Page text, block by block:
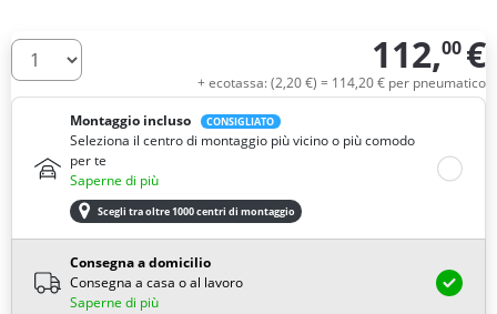
Quantità 112,00 €
+ ecotassa: (2,20€) = 114,20€ per pneumatico
Montaggio incluso
CONSIGLIATO
Seleziona il centro di montaggio più vicino o più comodo
per te
Saperne di più
Scegli tra oltre 1000 centri di montaggio
Consegna a domicilio
Consegna a casa o al lavoro
Saperne di più